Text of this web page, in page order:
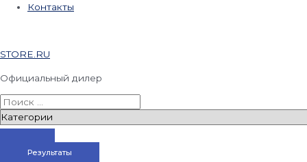
Контакты
STORE.RU
Официальный дилер
Результаты